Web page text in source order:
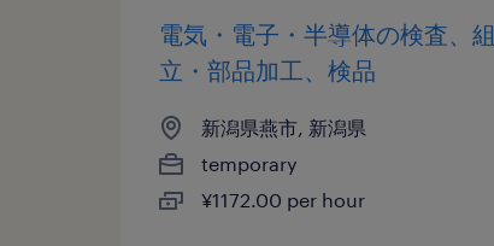
電気・電子・半導体の検査、組
立・部品加工、検品
新潟県燕市, 新潟県
temporary
¥1172.00 per hour